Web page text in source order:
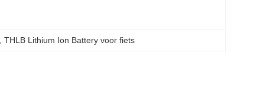
, THLB Lithium Ion Battery voor fiets